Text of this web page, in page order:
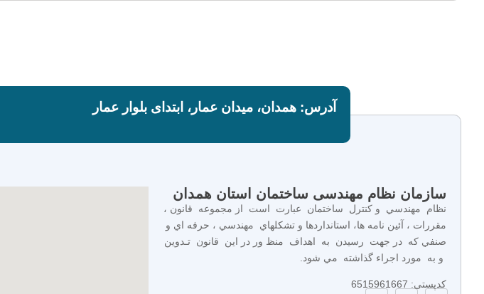
آدرس: همدان، میدان عمار، ابتدای بلوار عمار
سازمان نظام مهندسی ساختمان استان همدان
نظام مهندسي و كنترل ساختمان عبارت است از مجموعه قانون ،
مقررات ، آئين نامه ها، استانداردها و تشكلهاي مهندسي ، حرفه اي و
صنفي كه در جهت رسيدن به اهداف منظ ور در اين قانون تـدوين
و به مورد اجراء گذاشته مي شود.
کدپستی: 6515961667